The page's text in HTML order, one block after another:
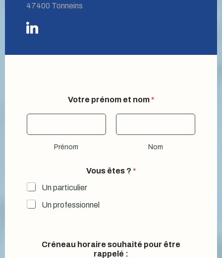
47400 Tonneins
Votre prénom et nom *
Prénom Nom
Vous êtes ? *
Un particulier
Un professionnel
Créneau horaire souhaité pour être
rappelé :